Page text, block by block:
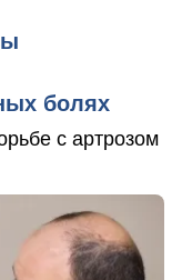
болях
с артрозом